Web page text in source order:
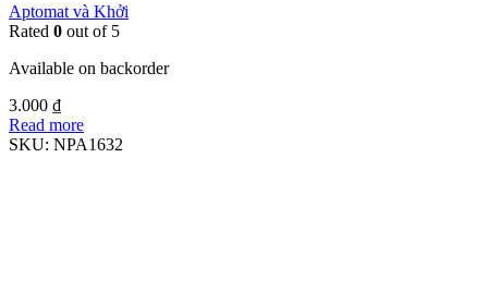
Aptomat và Khởi
Rated 0 out of 5
Available on backorder
3.000 ₫
Read more
SKU: NPA1632